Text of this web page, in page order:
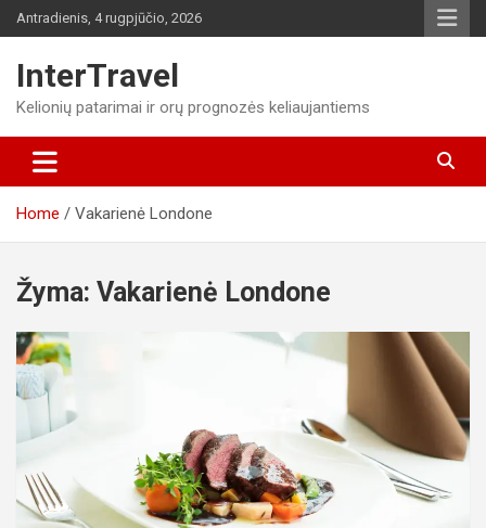
Skip
to
Antradienis, 4 rugpjūčio, 2026
InterTravel
Kelionių patarimai ir orų prognozės keliaujantiems
Home Vakarienė Londone
Žyma: Vakarienė Londone